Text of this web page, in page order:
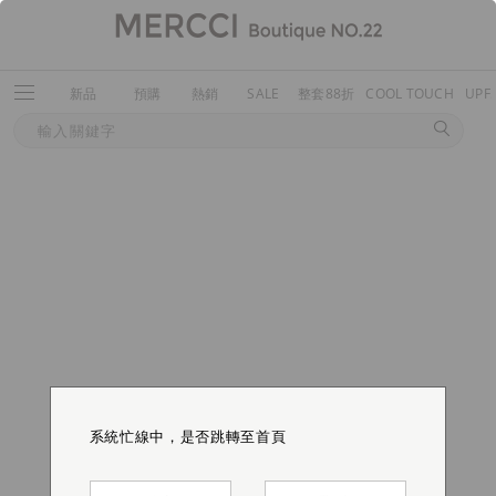
新品 預購 熱銷 SALE 整套88折 COOL TOUCH
系統忙線中，是否跳轉至首頁
系統忙線中，是否跳轉至首頁
系統忙線中，是否跳轉至首頁
系統忙線中，是否跳轉至首頁
系統忙線中，是否跳轉至首頁